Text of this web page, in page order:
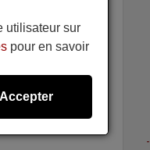
utilisateur sur
pour en savoir
Accepter